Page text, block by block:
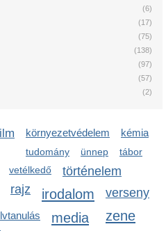
(6)
(17)
(75)
(138)
(97)
(57)
(2)
környezetvédelem
tudomány
kémia
ünnep
vetélkedő
történelem
rajz irodalom verseny
zene
media
tábor